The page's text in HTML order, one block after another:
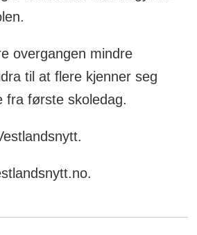
overgangen mindre
til at flere kjenner seg
fra første skoledag.